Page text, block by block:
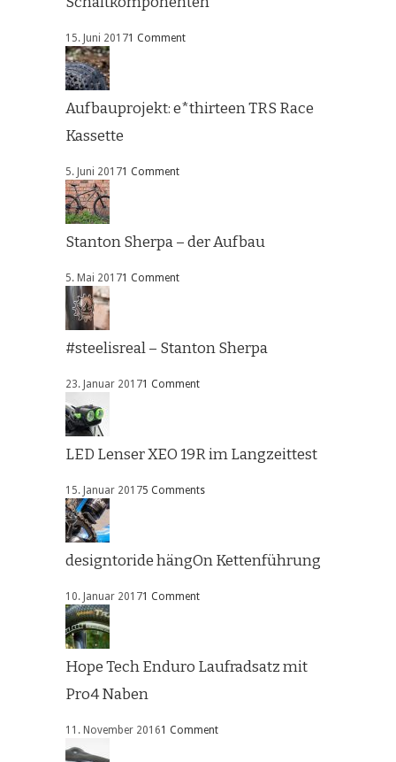
15. Juni 20171 Comment
Aufbauprojekt: e*thirteen TRS Race
Kassette
5. Juni 20171 Comment
Stanton Sherpa – der Aufbau
5. Mai 20171 Comment
#steelisreal – Stanton Sherpa
23. Januar 20171 Comment
LED Lenser XEO 19R im Langzeittest
15. Januar 20175 Comments
designtoride hängOn Kettenführung
10. Januar 20171 Comment
Hope Tech Enduro Laufradsatz mit
Pro4 Naben
11. November 20161 Comment